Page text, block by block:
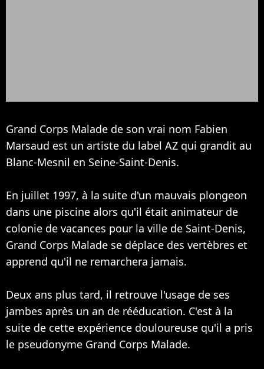
Grand Corps Malade de son vrai nom Fabien
Marsaud est un artiste du label AZ qui grandit au
Blanc-Mesnil en Seine-Saint-Denis.
En juillet 1997, à la suite d'un mauvais plongeon
dans une piscine alors qu'il était animateur de
colonie de vacances pour la ville de Saint-Denis,
Grand Corps Malade se déplace des vertèbres et
apprend qu'il ne remarchera jamais.
Deux ans plus tard, il retrouve l'usage de ses
jambes après un an de rééducation. C'est à la
suite de cette expérience douloureuse qu'il a pris
le pseudonyme Grand Corps Malade.